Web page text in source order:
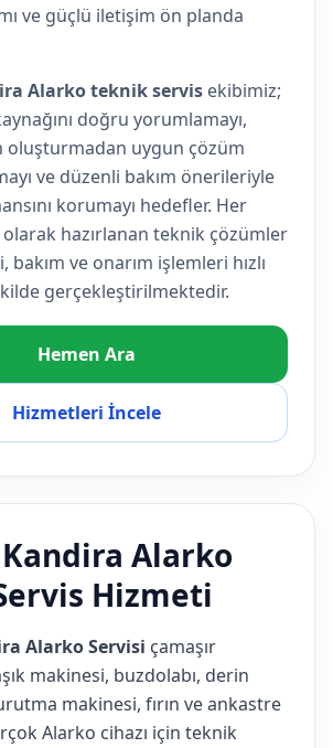
ve güçlü iletişim ön planda
Alarko teknik servis ekibimiz;
doğru yorumlamayı,
oluşturmadan uygun çözüm
ve düzenli bakım önerileriyle
korumayı hedefler. Her
hazırlanan teknik çözümler
bakım ve onarım işlemleri hızlı
gerçekleştirilmektedir.
Hemen Ara
Hizmetleri İncele
Alarko
Hizmeti
Alarko Servisi çamaşır
makinesi, buzdolabı, derin
makinesi, fırın ve ankastre
Alarko cihazı için teknik